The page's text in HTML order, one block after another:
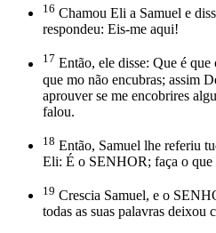
16 Chamou Eli a Samuel e
respondeu: Eis-me aqui!
17 Então, ele disse: Que é
que mo não encubras; assim
aprouver se me encobrires
falou.
18 Então, Samuel lhe referiu
Eli: É o SENHOR; faça o que
19 Crescia Samuel, e o
todas as suas palavras deixou